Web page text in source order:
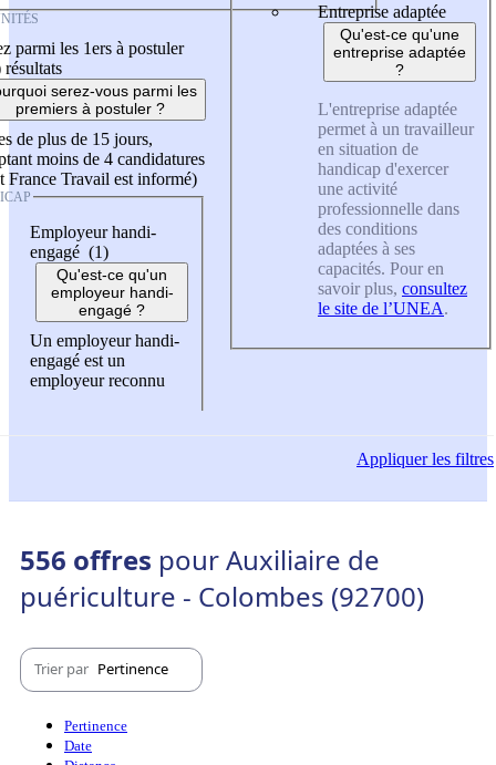
parmi les 1ers à postuler
résultats
serez-vous parmi les
premiers à postuler ?
de plus de 15 jours,
moins de 4 candidatures
France Travail est informé)
Employeur handi-
engagé (1)
Qu'est-ce qu'un
employeur handi-
engagé ?
Un employeur handi-
engagé est un
employeur reconnu
Entreprise adaptée
Qu'est-ce qu'une
entreprise adaptée
?
L'entreprise adaptée
permet à un travailleur
en situation de
handicap d'exercer
une activité
professionnelle dans
des conditions
adaptées à ses
capacités. Pour en
savoir plus, consultez
le site de l’UNEA.
Appliquerles filtres
556 offres pour Auxiliaire de
puériculture - Colombes (92700)
Trier par Pertinence
Pertinence
Date